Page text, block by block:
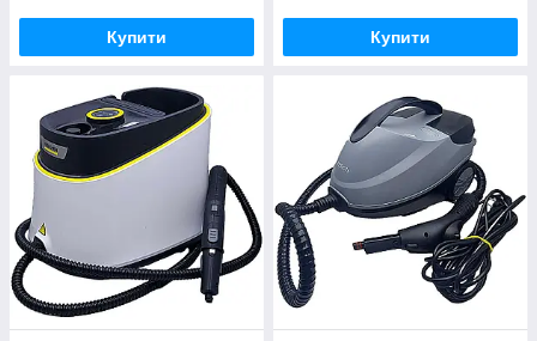
Купити Купити